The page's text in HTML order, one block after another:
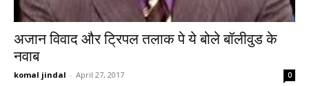
अजान विवाद और ट्रिपल तलाक पे ये बोले बॉलीवुड के
नवाब
komal jindal - April 27, 2017 0